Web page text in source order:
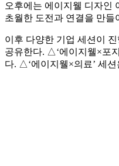
오후에는 에이지웰 디자인
초월한 도전과 연결을 만
이후 다양한 기업 세션이
공유한다. △‘에이지웰×포
다. △‘에이지웰×의료’ 세